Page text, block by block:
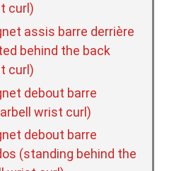
curl)
assis barre derrière
behind the back
curl)
debout barre
wrist curl)
debout barre
(standing behind the